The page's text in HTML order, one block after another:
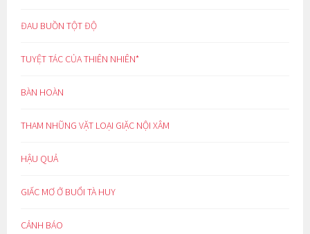
ĐAU BUỒN TỘT ĐỘ
TUYỆT TÁC CỦA THIÊN NHIÊN*
BÀN HOÀN
THAM NHŨNG VẶT LOẠI GIẶC NỘI XÂM
HẬU QUẢ
GIẤC MƠ Ở BUỔI TÀ HUY
CẢNH BÁO